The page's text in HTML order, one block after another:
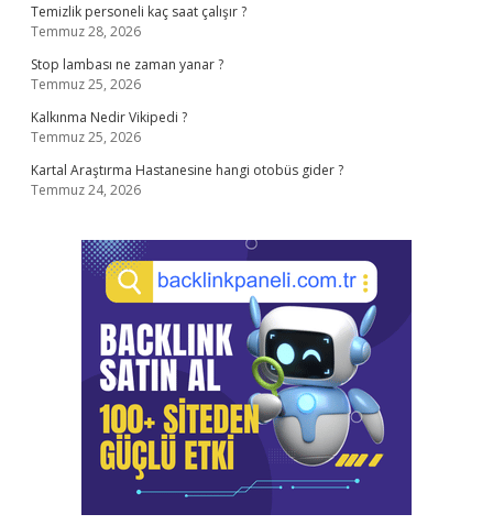
Temizlik personeli kaç saat çalışır ?
Temmuz 28, 2026
Stop lambası ne zaman yanar ?
Temmuz 25, 2026
Kalkınma Nedir Vikipedi ?
Temmuz 25, 2026
Kartal Araştırma Hastanesine hangi otobüs gider ?
Temmuz 24, 2026